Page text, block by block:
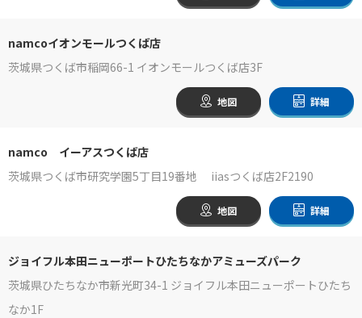
namcoイオンモールつくば店
茨城県つくば市稲岡66-1 イオンモールつくば店3F
地図 詳細
namco イーアスつくば店
茨城県つくば市研究学園5丁目19番地 iiasつくば店2F2190
地図 詳細
ジョイフル本田ニューポートひたちなかアミューズパーク
茨城県ひたちなか市新光町34-1 ジョイフル本田ニューポートひたち
なか1F